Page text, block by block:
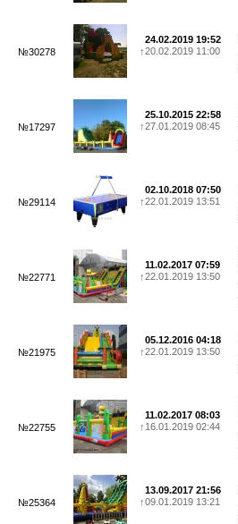
№30278
24.02.2019 19:52
↑20.02.2019 11:00
№17297
25.10.2015 22:58
↑27.01.2019 08:45
№29114
02.10.2018 07:50
↑22.01.2019 13:51
№22771
11.02.2017 07:59
↑22.01.2019 13:50
№21975
05.12.2016 04:18
↑22.01.2019 13:50
№22755
11.02.2017 08:03
↑ 16.01.2019 02:44
№25364
13.09.2017 21:56
↑09.01.2019 13:21